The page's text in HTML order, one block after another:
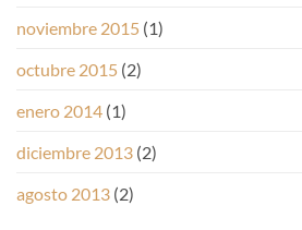
noviembre 2015 (1)
octubre 2015 (2)
enero 2014 (1)
diciembre 2013 (2)
agosto 2013 (2)